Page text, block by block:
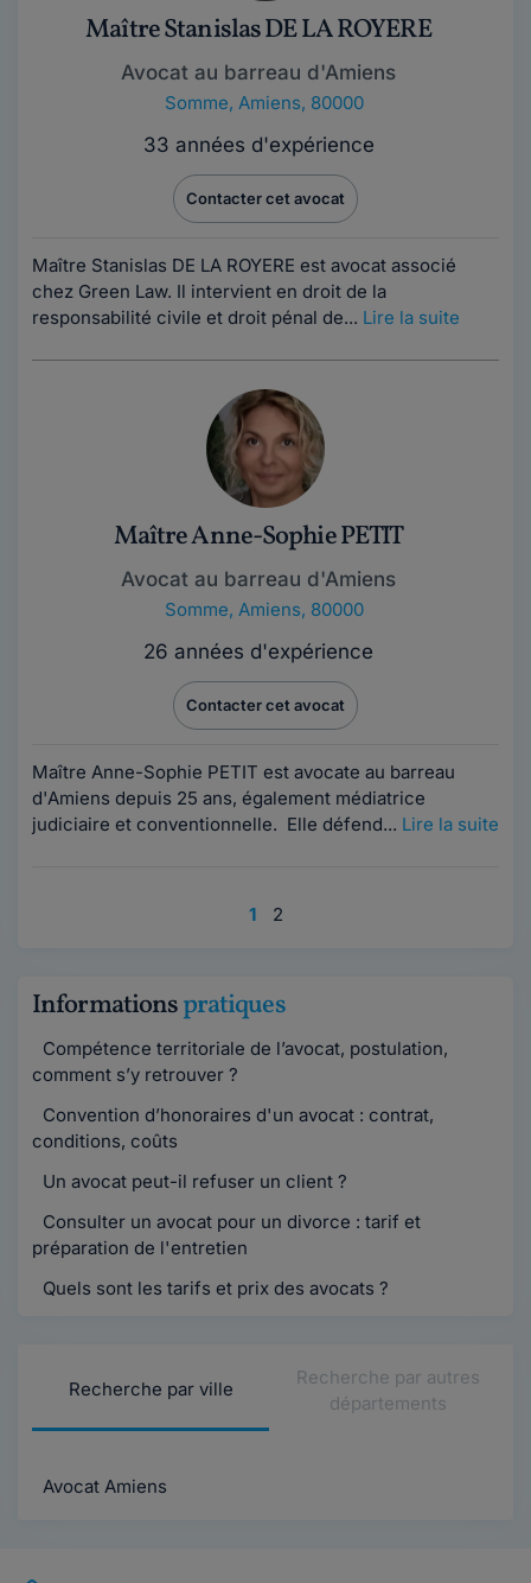
Maître Stanislas DE LA ROYERE
Avocat au barreau d'Amiens
Somme, Amiens, 80000
33 années d'expérience
Contacter cet avocat
Maître Stanislas DE LA ROYERE est avocat associé
chez Green Law. Il intervient en droit de la
responsabilité civile et droit pénal de... Lire la suite
Maître Anne-Sophie PETIT
Avocat au barreau d'Amiens
Somme, Amiens, 80000
26 années d'expérience
Contacter cet avocat
Maître Anne-Sophie PETIT est avocate au barreau
d'Amiens depuis 25 ans, également médiatrice
judiciaire et conventionnelle. Elle défend... Lire la suite
1 2
Informationspratiques
Compétence territoriale de l’avocat, postulation,
comment s’y retrouver ?
Convention d’honoraires d'un avocat : contrat,
conditions, coûts
Un avocat peut-il refuser un client ?
Consulter un avocat pour un divorce : tarif et
préparation de l'entretien
Quels sont les tarifs et prix des avocats ?
Recherche par ville
Recherche par autres
départements
Avocat Amiens